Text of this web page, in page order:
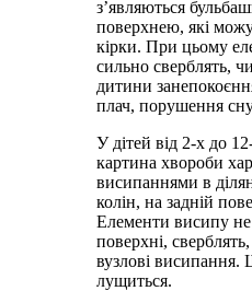
з’являються
поверхнею, які
кірки. При цьому
сильно сверблять,
дитини
плач, порушення
У дітей від 2-х до
картина хвороби
висипаннями в
колін, на задній
Елементи висипу
поверхні,
вузлові висипання.
лущиться.